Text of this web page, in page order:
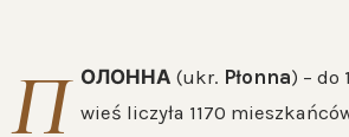
П ОЛОННА(ukr. Płonna) – do
wieś liczyła 1170